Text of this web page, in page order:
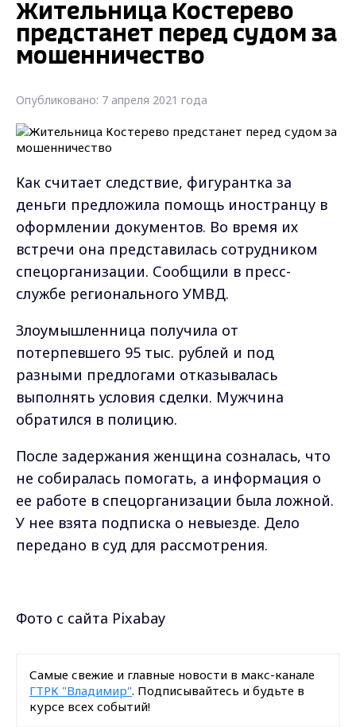
Жительница Костерево
предстанет перед судом за
мошенничество
Опубликовано: 7 апреля 2021 года
Как считает следствие, фигурантка за
деньги предложила помощь иностранцу в
оформлении документов. Во время их
встречи она представилась сотрудником
спецорганизации. Сообщили в пресс-
службе регионального УМВД.
Злоумышленница получила от
потерпевшего 95 тыс. рублей и под
разными предлогами отказывалась
выполнять условия сделки. Мужчина
обратился в полицию.
После задержания женщина созналась, что
не собиралась помогать, а информация о
ее работе в спецорганизации была ложной.
У нее взята подписка о невыезде. Дело
передано в суд для рассмотрения.
Фото с сайта Pixabay
Самые свежие и главные новости в макс-канале
ГТРК "Владимир". Подписывайтесь и будьте в
курсе всех событий!